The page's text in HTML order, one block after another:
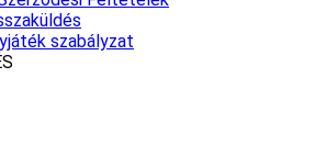
szabályzat